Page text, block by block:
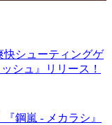
快シューティングゲ
シュ』リリース！
鋼嵐 - メカラシ』